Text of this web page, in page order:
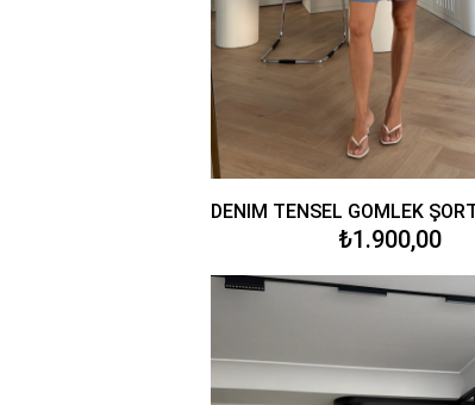
₺1.900,00